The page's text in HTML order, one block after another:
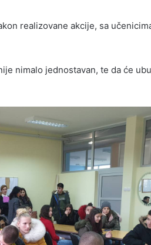
realizovane akcije, sa
nimalo jednostavan, te da će